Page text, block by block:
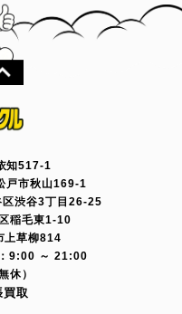
知517-1
戸市秋山169-1
渋谷3丁目26-25
稲毛東1-10
上草柳814
9:00 ～ 21:00
休）
買取